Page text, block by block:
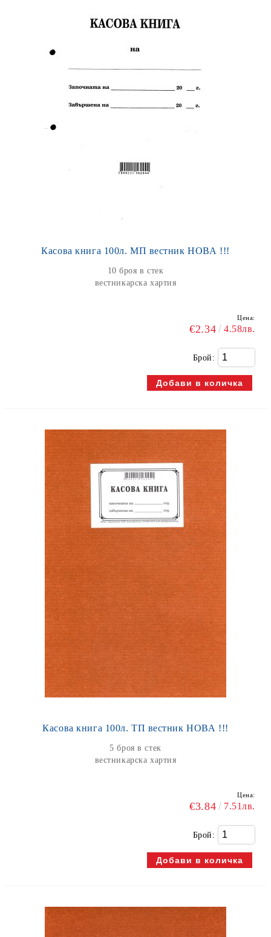
Касова книга 100л. МП вестник НОВА !!!
10 броя в стек
вестникарска хартия
Цена:
€2.34 4.58лв.
Брой:
Касова книга 100л. ТП вестник НОВА !!!
5 броя в стек
вестникарска хартия
Цена:
€3.84 7.51лв.
Брой: